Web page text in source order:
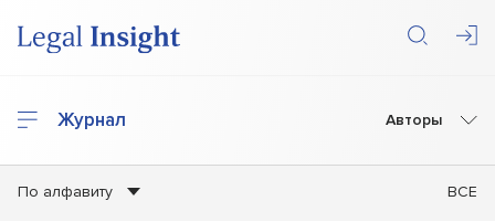
Журнал Авторы
По алфавиту ВСЕ